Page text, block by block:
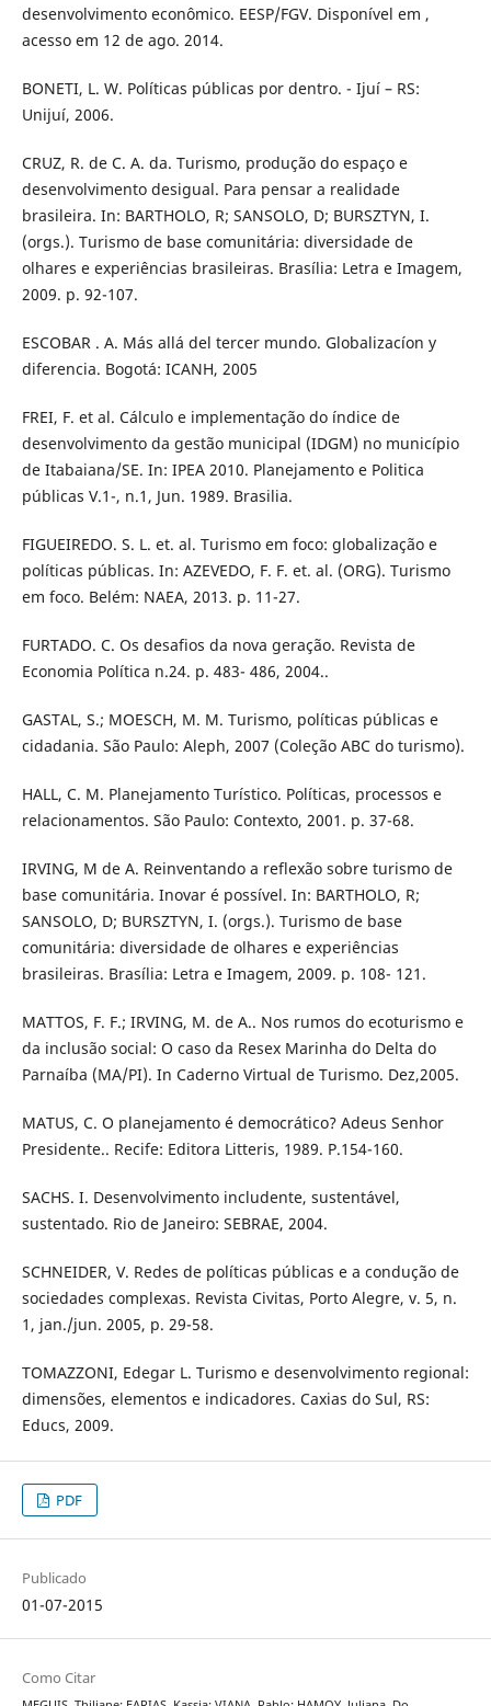
desenvolvimento econômico. EESP/FGV. Disponível em ,
acesso em 12 de ago. 2014.
BONETI, L. W. Políticas públicas por dentro. - Ijuí – RS:
Unijuí, 2006.
CRUZ, R. de C. A. da. Turismo, produção do espaço e
desenvolvimento desigual. Para pensar a realidade
brasileira. In: BARTHOLO, R; SANSOLO, D; BURSZTYN, I.
(orgs.). Turismo de base comunitária: diversidade de
olhares e experiências brasileiras. Brasília: Letra e Imagem,
2009. p. 92-107.
ESCOBAR . A. Más allá del tercer mundo. Globalizacíon y
diferencia. Bogotá: ICANH, 2005
FREI, F. et al. Cálculo e implementação do índice de
desenvolvimento da gestão municipal (IDGM) no município
de Itabaiana/SE. In: IPEA 2010. Planejamento e Politica
públicas V.1-, n.1, Jun. 1989. Brasilia.
FIGUEIREDO. S. L. et. al. Turismo em foco: globalização e
políticas públicas. In: AZEVEDO, F. F. et. al. (ORG). Turismo
em foco. Belém: NAEA, 2013. p. 11-27.
FURTADO. C. Os desafios da nova geração. Revista de
Economia Política n.24. p. 483- 486, 2004..
GASTAL, S.; MOESCH, M. M. Turismo, políticas públicas e
cidadania. São Paulo: Aleph, 2007 (Coleção ABC do turismo).
HALL, C. M. Planejamento Turístico. Políticas, processos e
relacionamentos. São Paulo: Contexto, 2001. p. 37-68.
IRVING, M de A. Reinventando a reflexão sobre turismo de
base comunitária. Inovar é possível. In: BARTHOLO, R;
SANSOLO, D; BURSZTYN, I. (orgs.). Turismo de base
comunitária: diversidade de olhares e experiências
brasileiras. Brasília: Letra e Imagem, 2009. p. 108- 121.
MATTOS, F. F.; IRVING, M. de A.. Nos rumos do ecoturismo e
da inclusão social: O caso da Resex Marinha do Delta do
Parnaíba (MA/PI). In Caderno Virtual de Turismo. Dez,2005.
MATUS, C. O planejamento é democrático? Adeus Senhor
Presidente.. Recife: Editora Litteris, 1989. P.154-160.
SACHS. I. Desenvolvimento includente, sustentável,
sustentado. Rio de Janeiro: SEBRAE, 2004.
SCHNEIDER, V. Redes de políticas públicas e a condução de
sociedades complexas. Revista Civitas, Porto Alegre, v. 5, n.
1, jan./jun. 2005, p. 29-58.
TOMAZZONI, Edegar L. Turismo e desenvolvimento regional:
dimensões, elementos e indicadores. Caxias do Sul, RS:
Educs, 2009.
PDF
Publicado
01-07-2015
Como Citar